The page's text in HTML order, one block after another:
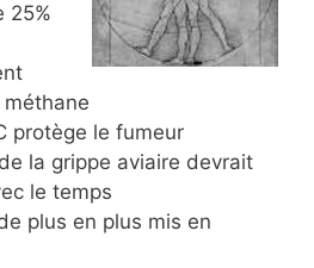
25%
protège le fumeur
la grippe aviaire devrait
le temps
plus en plus mis en